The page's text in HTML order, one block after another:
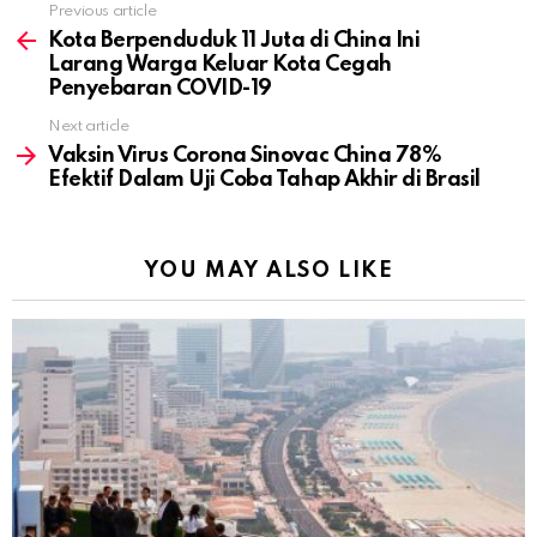
more
Previous article
Kota Berpenduduk 11 Juta di China Ini
Larang Warga Keluar Kota Cegah
Penyebaran COVID-19
Next article
Vaksin Virus Corona Sinovac China 78%
Efektif Dalam Uji Coba Tahap Akhir di Brasil
YOU MAY ALSO LIKE